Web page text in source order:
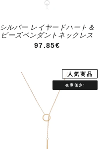
シルバー レイヤードハート＆
ビーズペンダントネックレス
通常価格
97.85€
人気商品